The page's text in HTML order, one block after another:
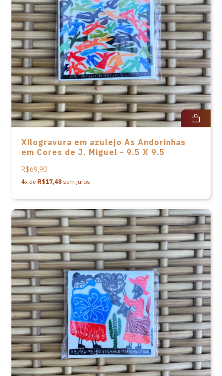
Xilogravura em azulejo As Andorinhas
em Cores de J. Miguel - 9.5 X 9.5
R$69,90
4x de R$17,48 sem juros